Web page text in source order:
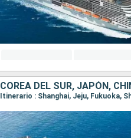
COREA DEL SUR, JAPÓN,
Itinerario : Shanghai, Jeju, Fukuoka,